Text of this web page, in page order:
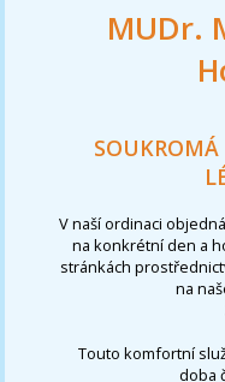
MUDr.
SOUKROMÁ
V naší ordinaci
na konkrétní den a
stránkách
na
Touto komfortní
doba